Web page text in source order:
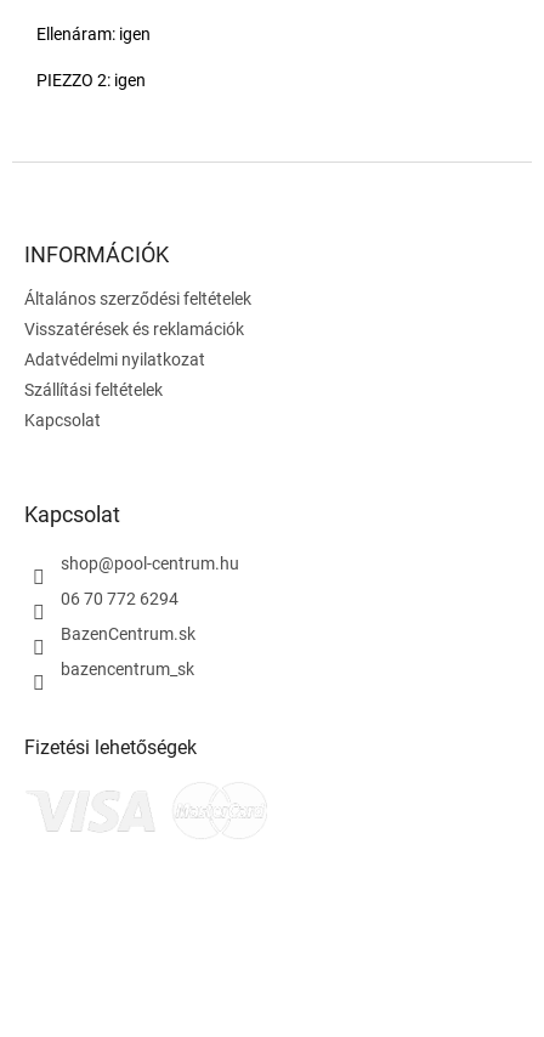
Ellenáram: igen
PIEZZO 2: igen
INFORMÁCIÓK
Általános szerződési feltételek
Visszatérések és reklamációk
Adatvédelmi nyilatkozat
Szállítási feltételek
Kapcsolat
Kapcsolat
shop@pool-centrum.hu
06 70 772 6294
BazenCentrum.sk
bazencentrum_sk
Fizetési lehetőségek